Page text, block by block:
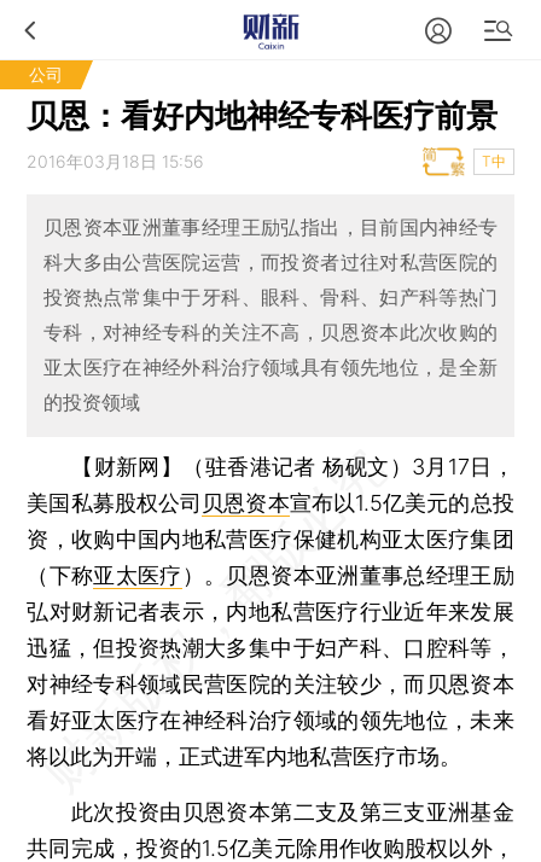
公司
贝恩：看好内地神经专科医疗前景
2016年03月18日 15:56 T中
贝恩资本亚洲董事经理王励弘指出，目前国内神经专
科大多由公营医院运营，而投资者过往对私营医院的
投资热点常集中于牙科、眼科、骨科、妇产科等热门
专科，对神经专科的关注不高，贝恩资本此次收购的
亚太医疗在神经外科治疗领域具有领先地位，是全新
的投资领域
【财新网】（驻香港记者 杨砚文） 3月17日，
美国私募股权公司 贝恩资本宣布以1.5亿美元的总投
资，收购中国内地私营医疗保健机构亚太医疗集团
（下称亚太医疗 ）。贝恩资本亚洲董事总经理王励
弘对财新记者表示，内地私营医疗行业近年来发展
迅猛，但投资热潮大多集中于妇产科、口腔科等，
对神经专科领域民营医院的关注较少，而贝恩资本
看好亚太医疗在神经科治疗领域的领先地位，未来
将以此为开端，正式进军内地私营医疗市场。
此次投资由贝恩资本第二支及第三支亚洲基金
共同完成，投资的1.5亿美元除用作收购股权以外，